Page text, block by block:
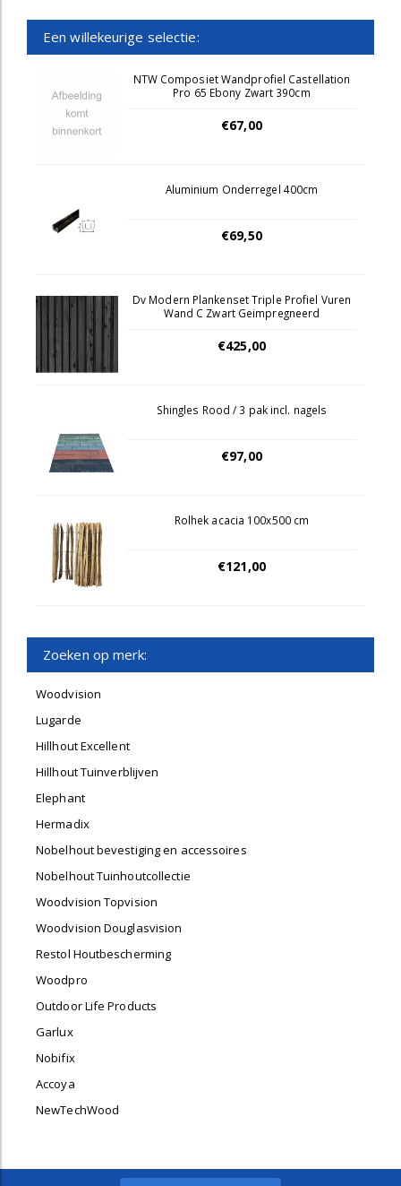
Een willekeurige selectie:
NTW Composiet Wandprofiel Castellation
Pro 65 Ebony Zwart 390cm
€67,00
Aluminium Onderregel 400cm
€69,50
Dv Modern Plankenset Triple Profiel Vuren
Wand C Zwart Geimpregneerd
€425,00
Shingles Rood / 3 pak incl. nagels
€97,00
Rolhek acacia 100x500 cm
€121,00
Zoeken op merk:
Woodvision
Lugarde
Hillhout Excellent
Hillhout Tuinverblijven
Elephant
Hermadix
Nobelhout bevestiging en accessoires
Nobelhout Tuinhoutcollectie
Woodvision Topvision
Woodvision Douglasvision
Restol Houtbescherming
Woodpro
Outdoor Life Products
Garlux
Nobifix
Accoya
NewTechWood